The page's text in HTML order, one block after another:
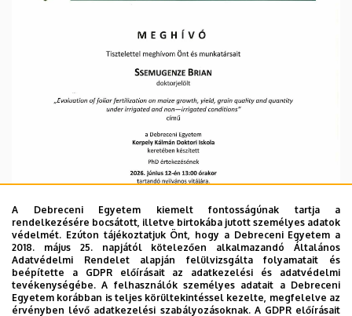
A Debreceni Egyetem kiemelt fontosságúnak tartja a
rendelkezésére bocsátott, illetve birtokába jutott személyes adatok
védelmét. Ezúton tájékoztatjuk Önt, hogy a Debreceni Egyetem a
2018. május 25. napjától kötelezően alkalmazandó Általános
Adatvédelmi Rendelet alapján felülvizsgálta folyamatait és
beépítette a GDPR előírásait az adatkezelési és adatvédelmi
tevékenységébe. A felhasználók személyes adatait a Debreceni
Egyetem korábban is teljes körültekintéssel kezelte, megfelelve az
érvényben lévő adatkezelési szabályozásoknak. A GDPR előírásait